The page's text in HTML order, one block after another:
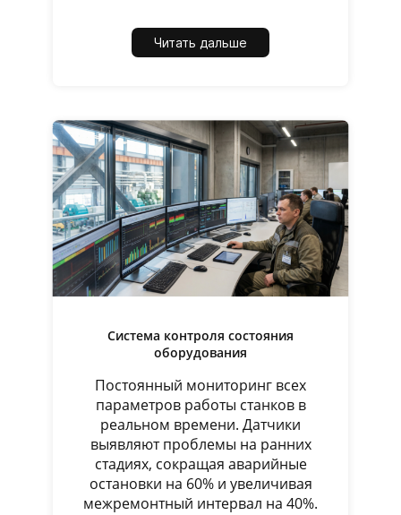
Читать дальше
Система контроля состояния
оборудования
Постоянный мониторинг всех
параметров работы станков в
реальном времени. Датчики
выявляют проблемы на ранних
стадиях, сокращая аварийные
остановки на 60% и увеличивая
межремонтный интервал на 40%.